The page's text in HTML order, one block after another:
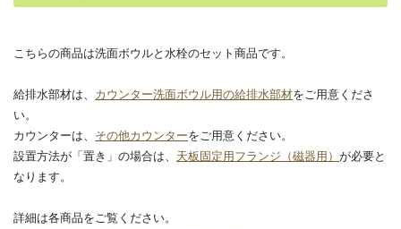
こちらの商品は洗面ボウルと水栓のセット商品です。
給排水部材は、 カウンター洗面ボウル用の給排水部材をご用意くださ
い。
カウンターは、 その他カウンターをご用意ください。
設置方法が「置き」の場合は、 天板固定用フランジ（磁器用） が必要と
なります。
詳細は各商品をご覧ください。